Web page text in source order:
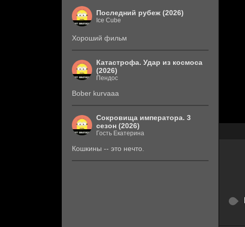
Последний рубеж (2026)
Ice Cube
Хороший фильм
Катастрофа. Удар из космоса
(2026)
Пендос
Bober kurvaaa
Сокровища императора. 3
сезон (2026)
Гость Екатерина
Кошкины -- это нечто.